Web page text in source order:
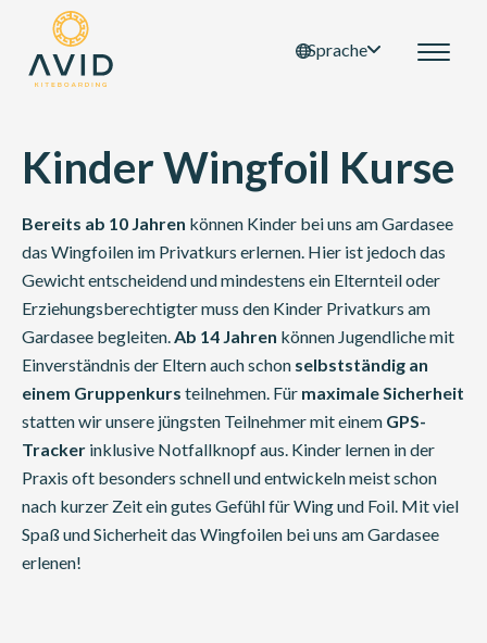
Sprache
Kinder Wingfoil Kurse
Bereits ab 10 Jahren können Kinder bei uns am Gardasee
das Wingfoilen im Privatkurs erlernen. Hier ist jedoch das
Gewicht entscheidend und mindestens ein Elternteil oder
Erziehungsberechtigter muss den Kinder Privatkurs am
Gardasee begleiten.Ab 14 Jahren können Jugendliche mit
Einverständnis der Eltern auch schon selbstständig an
einem Gruppenkurs teilnehmen. Für maximale Sicherheit
statten wir unsere jüngsten Teilnehmer mit einem GPS-
Tracker inklusive Notfallknopf aus. Kinder lernen in der
Praxis oft besonders schnell und entwickeln meist schon
nach kurzer Zeit ein gutes Gefühl für Wing und Foil. Mit viel
Spaß und Sicherheit das Wingfoilen bei uns am Gardasee
erlenen!